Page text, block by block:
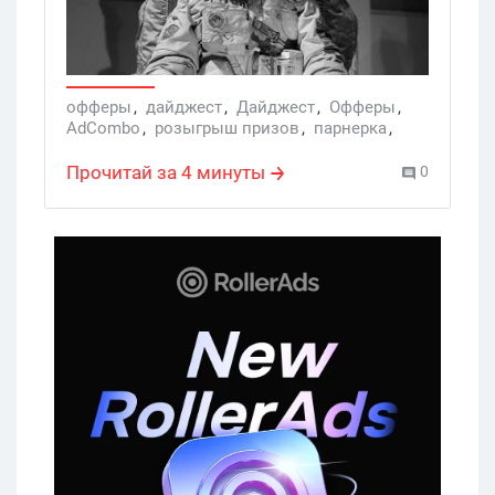
офферы, дайджест, Дайджест, Офферы,
AdCombo, розыгрыш призов, парнерка,
Прочитай за 4 минуты 0